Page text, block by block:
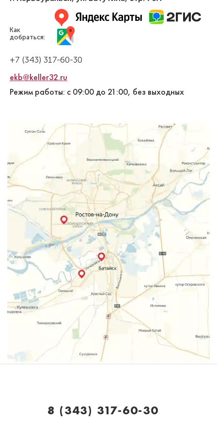
Как
добраться:
+7 (343) 317-60-30
ekb@keller32.ru
Режим работы: с 09:00 до 21:00, без выходных
8 (343) 317-60-30⁣⁣⠀